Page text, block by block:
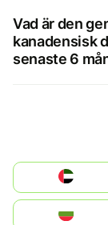
Vad är den
kanadensisk
senaste 6
الإمارات العربية المتحدة
Switzerland